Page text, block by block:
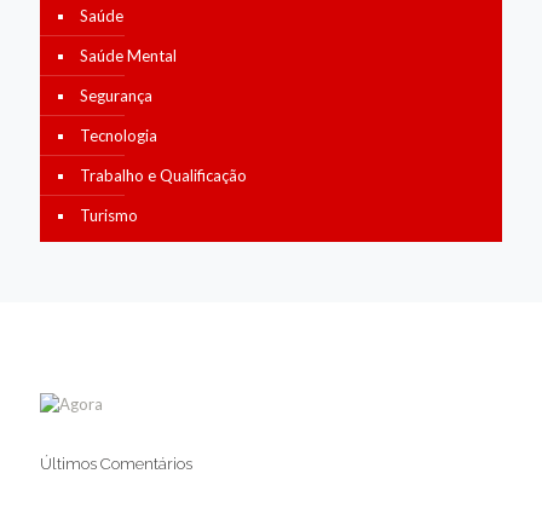
Saúde
Saúde Mental
Segurança
Tecnologia
Trabalho e Qualificação
Turismo
Últimos Comentários